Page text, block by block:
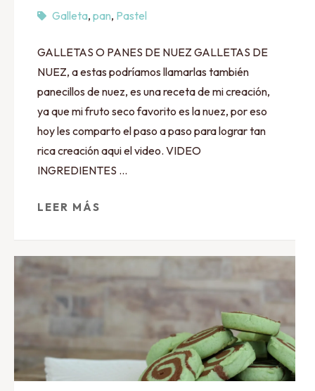
Galleta, pan, Pastel
GALLETAS O PANES DE NUEZ GALLETAS DE
NUEZ, a estas podríamos llamarlas también
panecillos de nuez, es una receta de mi creación,
ya que mi fruto seco favorito es la nuez, por eso
hoy les comparto el paso a paso para lograr tan
rica creación aqui el video. VIDEO
INGREDIENTES …
LEER MÁS